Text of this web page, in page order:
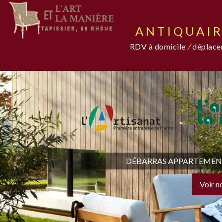
RDV à domicile /
DÉBARRAS
Voir